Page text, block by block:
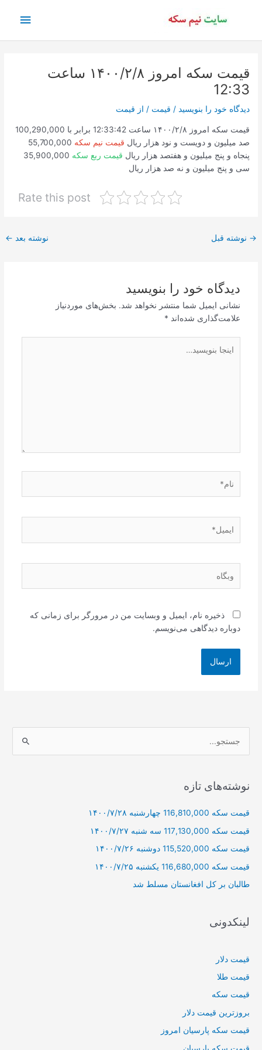
اصلی
قیمت سکه امروز ۱۴۰۰/۲/۸ ساعت
12:33
دیدگاه‌ خود را بنویسید / قیمت / از قیمت
قیمت سکه امروز ۱۴۰۰/۲/۸ ساعت 12:33:42 برابر با 100,290,000
صد میلیون و دویست و نود هزار ریال قیمت نیم سکه 55,700,000
پنجاه و پنج میلیون و هفتصد هزار ریال قیمت ربع سکه 35,900,000
سی و پنج میلیون و نه صد هزار ریال
Rate this post
پیمایش
→ نوشته قبل نوشته بعد ←
دیدگاه‌ خود را بنویسید
نشانی ایمیل شما منتشر نخواهد شد. بخش‌های موردنیاز
علامت‌گذاری شده‌اند *
بنویسید…
ذخیره نام، ایمیل و وبسایت من در مرورگر برای زمانی که
دوباره دیدگاهی می‌نویسم.
ب
ر
ا
نوشته‌های تازه
قیمت سکه 116,810,000 چهارشنبه ۱۴۰۰/۷/۲۸
قیمت سکه 117,130,000 سه شنبه ۱۴۰۰/۷/۲۷
قیمت سکه 115,520,000 دوشنبه ۱۴۰۰/۷/۲۶
قیمت سکه 116,680,000 یکشنبه ۱۴۰۰/۷/۲۵
طالبان بر كل افغانستان مسلط شد
لینکدونی
قیمت دلار
قیمت طلا
قیمت سکه
بروزترین قیمت دلار
قیمت سکه پارسیان امروز
قیمت سکه پارسیان